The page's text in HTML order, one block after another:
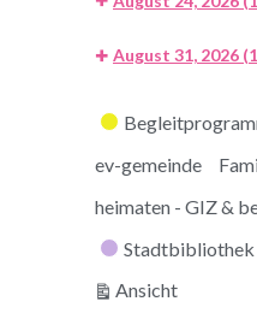
August 31, 2026
Kategorien
ev-gemeinde
heimaten - GIZ &
Stadtbibliothek
Ansicht